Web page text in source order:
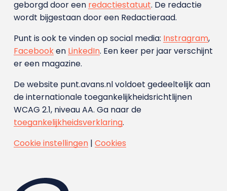
geborgd door een redactiestatuut. De redactie
wordt bijgestaan door een Redactieraad.
Punt is ook te vinden op social media: Instragram,
Facebooken LinkedIn. Een keer per jaar verschijnt
er een magazine.
De website punt.avans.nl voldoet gedeeltelijk aan
de internationale toegankelijkheidsrichtlijnen
WCAG 2.1, niveau AA. Ga naar de
toegankelijkheidsverklaring.
Cookie instellingen| Cookies